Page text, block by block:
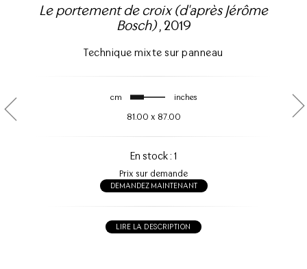
Le portement de croix (d'après Jérôme
Bosch), 2019
Technique mixte sur panneau
cm inches
81.00 x 87.00
En stock : 1
Prix sur demande
DEMANDEZ MAINTENANT
LIRE LA DESCRIPTION